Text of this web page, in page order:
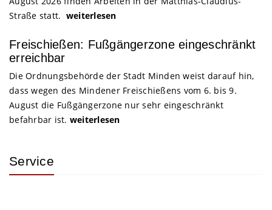
Straße statt. weiterlesen
Freischießen: Fußgängerzone eingeschränkt
erreichbar
Die Ordnungsbehörde der Stadt Minden weist darauf hin,
dass wegen des Mindener Freischießens vom 6. bis 9.
August die Fußgängerzone nur sehr eingeschränkt
befahrbar ist. weiterlesen
Service